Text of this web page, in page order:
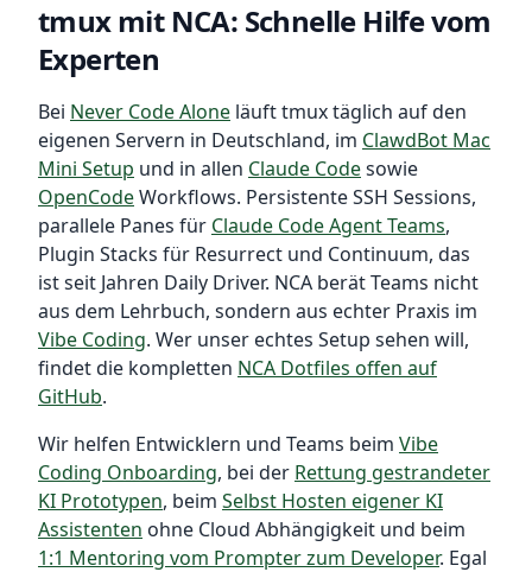
tmux mit NCA: Schnelle Hilfe vom
Experten
Bei Never Code Alone läuft tmux täglich auf den
eigenen Servern in Deutschland, im ClawdBot Mac
Mini Setup und in allen Claude Codesowie
OpenCodeWorkflows. Persistente SSH Sessions,
parallele Panes für Claude Code Agent Teams,
Plugin Stacks für Resurrect und Continuum, das
ist seit Jahren Daily Driver. NCA berät Teams nicht
aus dem Lehrbuch, sondern aus echter Praxis im
Vibe Coding. Wer unser echtes Setup sehen will,
findet die kompletten NCA Dotfiles offen auf
GitHub.
Wir helfen Entwicklern und Teams beim Vibe
Coding Onboarding, bei der Rettung gestrandeter
KI Prototypen, beim Selbst Hosten eigener KI
Assistenten ohne Cloud Abhängigkeit und beim
1:1 Mentoring vom Prompter zum Developer. Egal